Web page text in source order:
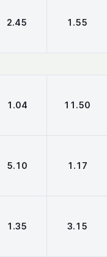
2.45 1.55
1.04 11.50
5.10 1.17
1.35 3.15